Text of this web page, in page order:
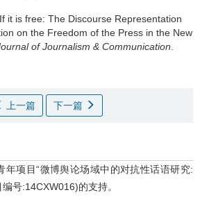
If it is free: The Discourse Representation
on the Freedom of the Press in the New
of Journalism & Communication
上一篇 下一篇
年项目“微博舆论场域中的对抗性话语研究:
号:14CXW016)的支持。